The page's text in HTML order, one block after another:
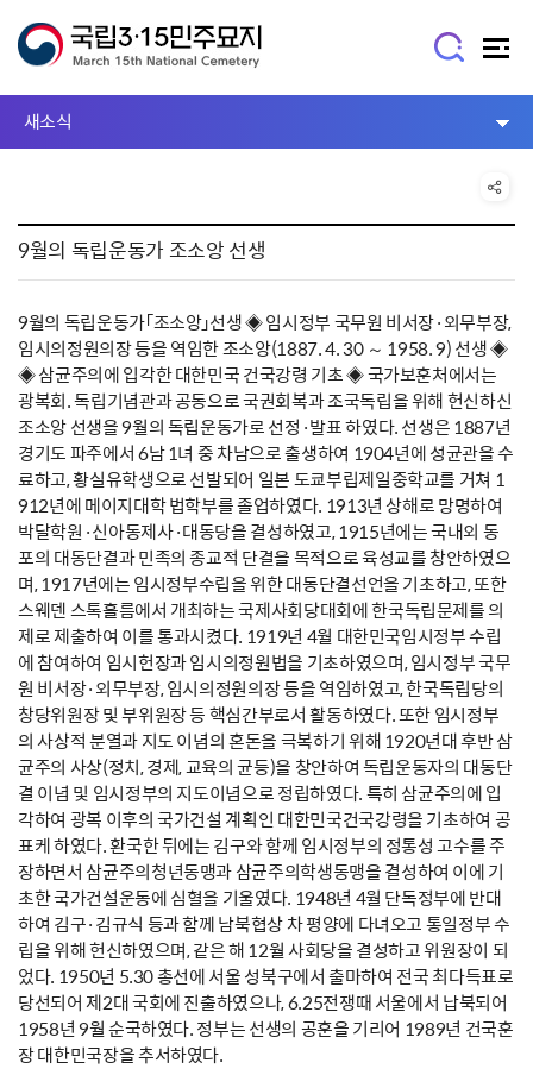
새소식
9월의 독립운동가 조소앙 선생
9월의 독립운동가「조소앙」선생 ◈ 임시정부 국무원 비서장·외무부장,
임시의정원의장 등을 역임한 조소앙(1887. 4. 30 ～ 1958. 9) 선생 ◈
◈ 삼균주의에 입각한 대한민국 건국강령 기초 ◈ 국가보훈처에서는
광복회. 독립기념관과 공동으로 국권회복과 조국독립을 위해 헌신하신
조소앙 선생을 9월의 독립운동가로 선정·발표 하였다. 선생은 1887년
경기도 파주에서 6남 1녀 중 차남으로 출생하여 1904년에 성균관을 수
료하고, 황실유학생으로 선발되어 일본 도쿄부립제일중학교를 거쳐 1
912년에 메이지대학 법학부를 졸업하였다. 1913년 상해로 망명하여
박달학원·신아동제사·대동당을 결성하였고, 1915년에는 국내외 동
포의 대동단결과 민족의 종교적 단결을 목적으로 육성교를 창안하였으
며, 1917년에는 임시정부수립을 위한 대동단결선언을 기초하고, 또한
스웨덴 스톡홀름에서 개최하는 국제사회당대회에 한국독립문제를 의
제로 제출하여 이를 통과시켰다. 1919년 4월 대한민국임시정부 수립
에 참여하여 임시헌장과 임시의정원법을 기초하였으며, 임시정부 국무
원 비서장·외무부장, 임시의정원의장 등을 역임하였고, 한국독립당의
창당위원장 및 부위원장 등 핵심간부로서 활동하였다. 또한 임시정부
의 사상적 분열과 지도 이념의 혼돈을 극복하기 위해 1920년대 후반 삼
균주의 사상(정치, 경제, 교육의 균등)을 창안하여 독립운동자의 대동단
결 이념 및 임시정부의 지도이념으로 정립하였다. 특히 삼균주의에 입
각하여 광복 이후의 국가건설 계획인 대한민국건국강령을 기초하여 공
표케 하였다. 환국한 뒤에는 김구와 함께 임시정부의 정통성 고수를 주
장하면서 삼균주의청년동맹과 삼균주의학생동맹을 결성하여 이에 기
초한 국가건설운동에 심혈을 기울였다. 1948년 4월 단독정부에 반대
하여 김구·김규식 등과 함께 남북협상 차 평양에 다녀오고 통일정부 수
립을 위해 헌신하였으며, 같은 해 12월 사회당을 결성하고 위원장이 되
었다. 1950년 5.30 총선에 서울 성북구에서 출마하여 전국 최다득표로
당선되어 제2대 국회에 진출하였으나, 6.25전쟁때 서울에서 납북되어
1958년 9월 순국하였다. 정부는 선생의 공훈을 기리어 1989년 건국훈
장 대한민국장을 추서하였다.